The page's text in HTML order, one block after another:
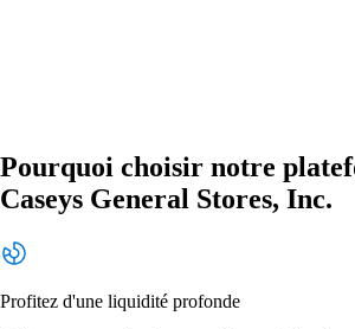
Pourquoi choisir notre
Caseys General Stores, Inc.
Profitez d'une liquidité profonde